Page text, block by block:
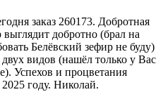
заказ 260173. Добротная
выглядит добротно (брал на
Белёвский зефир не буду)
видов (нашёл только у Вас
Успехов и процветания
году. Николай.